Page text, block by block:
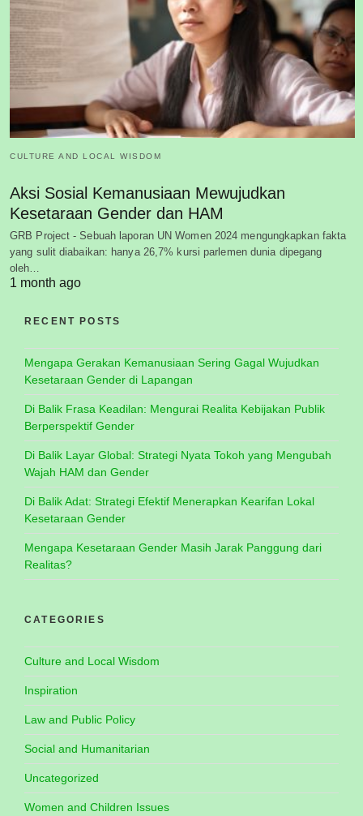
CULTURE AND LOCAL WISDOM
Aksi Sosial Kemanusiaan Mewujudkan
Kesetaraan Gender dan HAM
GRB Project - Sebuah laporan UN Women 2024 mengungkapkan fakta
yang sulit diabaikan: hanya 26,7% kursi parlemen dunia dipegang
oleh…
1 month ago
RECENT POSTS
Mengapa Gerakan Kemanusiaan Sering Gagal Wujudkan
Kesetaraan Gender di Lapangan
Di Balik Frasa Keadilan: Mengurai Realita Kebijakan Publik
Berperspektif Gender
Di Balik Layar Global: Strategi Nyata Tokoh yang Mengubah
Wajah HAM dan Gender
Di Balik Adat: Strategi Efektif Menerapkan Kearifan Lokal
Kesetaraan Gender
Mengapa Kesetaraan Gender Masih Jarak Panggung dari
Realitas?
CATEGORIES
Culture and Local Wisdom
Inspiration
Law and Public Policy
Social and Humanitarian
Uncategorized
Women and Children Issues